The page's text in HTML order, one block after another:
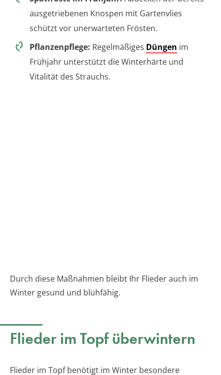
ausgetriebenen Knospen mit Gartenvlies
schützt vor unerwarteten Frösten.
Pflanzenpflege: Regelmäßiges Düngen im
Frühjahr unterstützt die Winterhärte und
Vitalität des Strauchs.
Durch diese Maßnahmen bleibt Ihr Flieder auch im
Winter gesund und blühfähig.
Flieder im Topf überwintern
Flieder im Topf benötigt im Winter besondere